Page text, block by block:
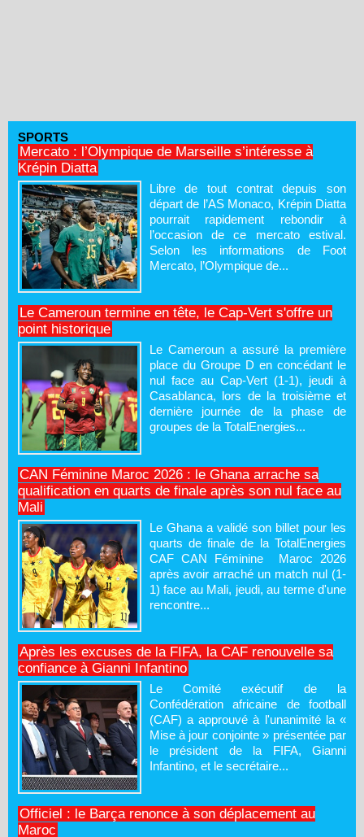
SPORTS
Mercato : l’Olympique de Marseille s’intéresse à
Krépin Diatta
Libre de tout contrat depuis son
départ de l’AS Monaco, Krépin Diatta
pourrait rapidement rebondir à
l’occasion de ce mercato estival.
Selon les informations de Foot
Mercato, l’Olympique de...
Le Cameroun termine en tête, le Cap-Vert s'offre un
point historique
Le Cameroun a assuré la première
place du Groupe D en concédant le
nul face au Cap-Vert (1-1), jeudi à
Casablanca, lors de la troisième et
dernière journée de la phase de
groupes de la TotalEnergies...
CAN Féminine Maroc 2026 : le Ghana arrache sa
qualification en quarts de finale après son nul face au
Mali
Le Ghana a validé son billet pour les
quarts de finale de la TotalEnergies
CAF CAN Féminine Maroc 2026
après avoir arraché un match nul (1-
1) face au Mali, jeudi, au terme d'une
rencontre...
Après les excuses de la FIFA, la CAF renouvelle sa
confiance à Gianni Infantino
Le Comité exécutif de la
Confédération africaine de football
(CAF) a approuvé à l'unanimité la «
Mise à jour conjointe » présentée par
le président de la FIFA, Gianni
Infantino, et le secrétaire...
Officiel : le Barça renonce à son déplacement au
Maroc